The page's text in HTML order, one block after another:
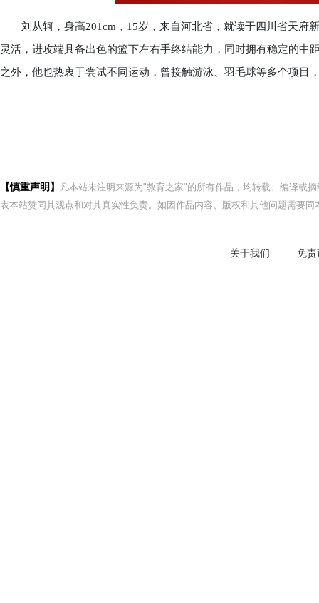
刘从轲，身高201cm，15岁，来自河北省，就读于四川省天府
灵活，进攻端具备出色的篮下左右手终结能力，同时拥有稳定的中
之外，他也热衷于尝试不同运动，曾接触游泳、羽毛球等多个项目
【慎重声明】
凡本站未注明来源为"教育之家"的所有作品，均转载、编译或
表本站赞同其观点和对其真实性负责。如因作品内容、版权和其他问题需要
关于我们 免责